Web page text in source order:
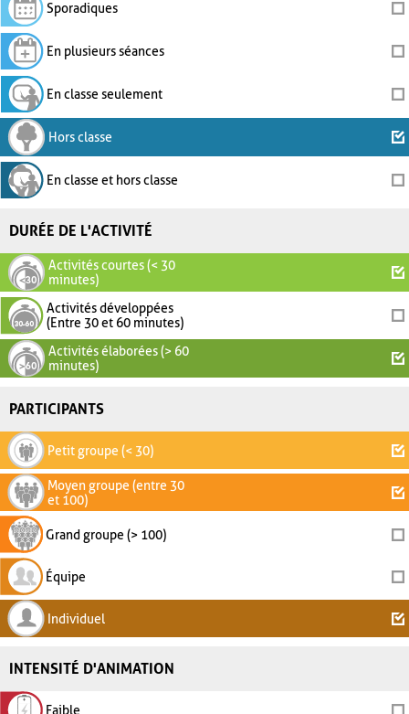
Sporadiques
En plusieurs séances
En classe seulement
Hors classe
En classe et hors classe
DURÉE DE L'ACTIVITÉ
Activités courtes (< 30
minutes)
Activités développées
(Entre 30 et 60 minutes)
Activités élaborées (> 60
minutes)
PARTICIPANTS
Petit groupe (< 30)
Moyen groupe (entre 30
et 100)
Grand groupe (> 100)
Équipe
Individuel
INTENSITÉ D'ANIMATION
Faible